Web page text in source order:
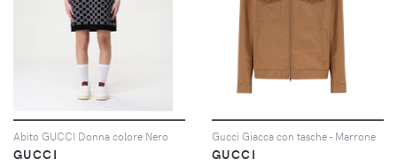
Abito GUCCI Donna colore Nero
GUCCI
Gucci Giacca con tasche - Marrone
GUCCI